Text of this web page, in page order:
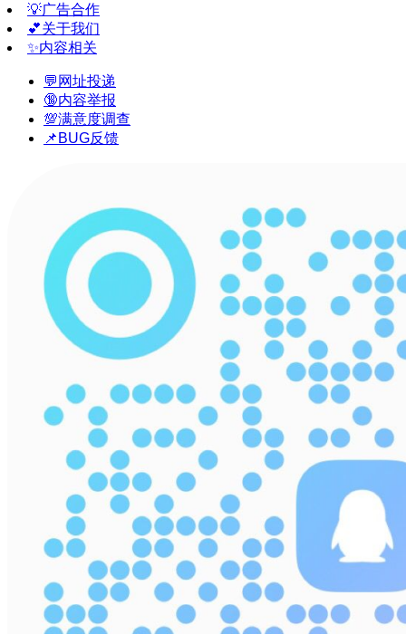
💡广告合作
💕关于我们
✨内容相关
💬网址投递
🔞内容举报
💯满意度调查
📌BUG反馈